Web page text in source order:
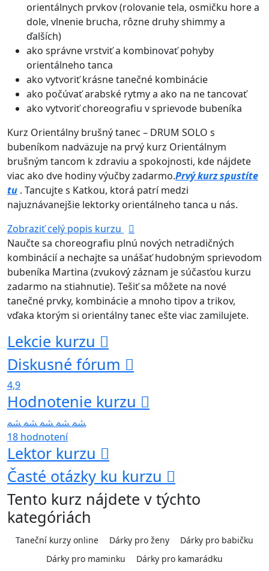
orientálnych prvkov (rolovanie tela, osmičku hore a
dole, vlnenie brucha, rôzne druhy shimmy a
ďalších)
ako správne vrstviť a kombinovať pohyby
orientálneho tanca
ako vytvoriť krásne tanečné kombinácie
ako počúvať arabské rytmy a ako na ne tancovať
ako vytvoriť choreografiu v sprievode bubeníka
Kurz Orientálny brušný tanec – DRUM SOLO s
bubeníkom nadväzuje na prvý kurz Orientálnym
brušným tancom k zdraviu a spokojnosti, kde nájdete
viac ako dve hodiny výučby zadarmo.Prvý kurz spustíte
tu . Tancujte s Katkou, ktorá patrí medzi
najuznávanejšie lektorky orientálneho tanca u nás.
Zobraziť celý popis kurzu
Naučte sa choreografiu plnú nových netradičných
kombinácií a nechajte sa unášať hudobným sprievodom
bubeníka Martina (zvukový záznam je súčasťou kurzu
zadarmo na stiahnutie). Tešiť sa môžete na nové
tanečné prvky, kombinácie a mnoho tipov a trikov,
vďaka ktorým si orientálny tanec ešte viac zamilujete.
Lekcie kurzu
Diskusné fórum
4,9
Hodnotenie kurzu
18 hodnotení
Lektor kurzu
Časté otázky ku kurzu
Tento kurz nájdete v týchto
kategóriách
Taneční kurzy online Dárky pro ženy
Dárky pro babičku
Dárky pro maminku
Dárky pro kamarádku